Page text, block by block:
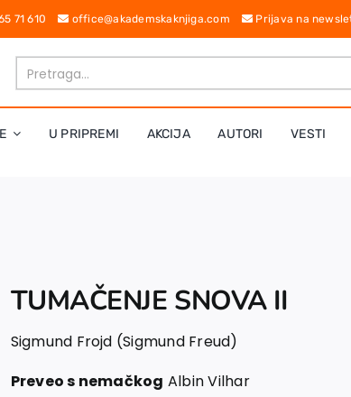
65 71 610 office@akademskaknjiga.com Prijava na
U PRIPREMI AKCIJA AUTORI VESTI
TUMAČENJE SNOVA II
Sigmund Frojd (Sigmund Freud)
Preveo s nemačkog Albin Vilhar